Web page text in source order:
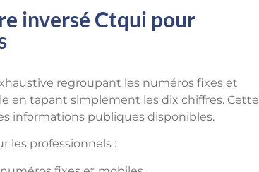
inversé Ctqui pour
regroupant les numéros fixes et
en tapant simplement les dix chiffres. Cette
informations publiques disponibles.
les professionnels :